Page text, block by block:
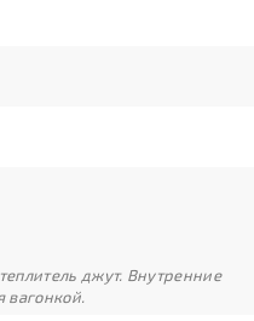
джут. Внутренние
вагонкой.